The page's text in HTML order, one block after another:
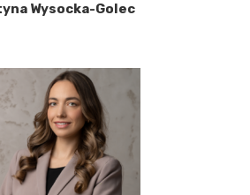
Wysocka-Golec